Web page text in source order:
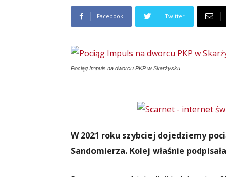
Facebook Twitter
Pociąg Impuls na dworcu PKP w Skarżysku
W 2021 roku szybciej dojedziemy
Sandomierza. Kolej właśnie